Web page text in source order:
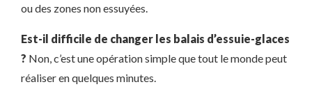
ou des zones non essuyées.
Est-il difficile de changer les balais d’essuie-glaces
? Non, c’est une opération simple que tout le monde peut
réaliser en quelques minutes.